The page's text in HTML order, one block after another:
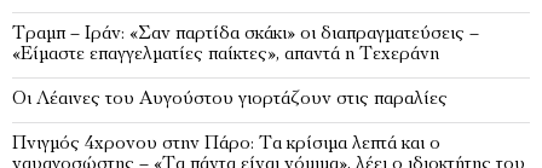
Τραμπ – Ιράν: «Σαν παρτίδα σκάκι» οι διαπραγματεύσεις –
«Είμαστε επαγγελματίες παίκτες», απαντά η Τεχεράνη
Οι Λέαινες του Αυγούστου γιορτάζουν στις παραλίες
Πνιγμός 4χρονου στην Πάρο: Τα κρίσιμα λεπτά και ο
ναυαγοσώστης – «Τα πάντα είναι νόμιμα», λέει ο ιδιοκτήτης του